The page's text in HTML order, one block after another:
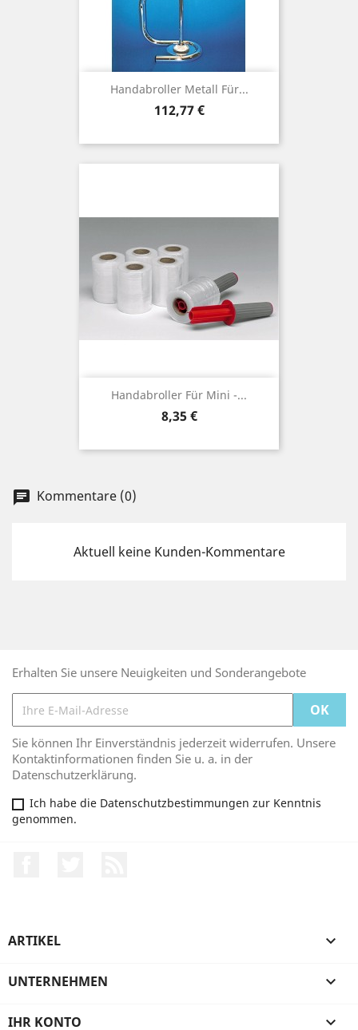
Handabroller Metall Für...
Preis
112,77 €
Handabroller Für Mini -...
Preis
8,35 €
chat Kommentare (0)
Aktuell keine Kunden-Kommentare
Erhalten Sie unsere Neuigkeiten und Sonderangebote
Sie können Ihr Einverständnis jederzeit widerrufen. Unsere
Kontaktinformationen finden Sie u. a. in der
Datenschutzerklärung.
Ich habe die Datenschutzbestimmungen zur Kenntnis
genommen.
ARTIKEL 
UNTERNEHMEN 
IHR KONTO 